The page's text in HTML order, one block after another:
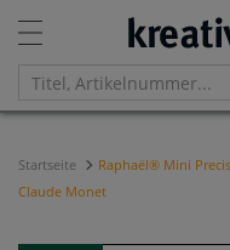
Startseite
Raphaël® Mini
Claude Monet